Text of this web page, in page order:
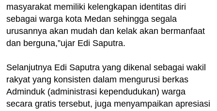
masyarakat memiliki kelengkapan identitas diri
sebagai warga kota Medan sehingga segala
urusannya akan mudah dan kelak akan bermanfaat
dan berguna,”ujar Edi Saputra.
Selanjutnya Edi Saputra yang dikenal sebagai wakil
rakyat yang konsisten dalam mengurusi berkas
Adminduk (administrasi kependudukan) warga
secara gratis tersebut, juga menyampaikan apresiasi